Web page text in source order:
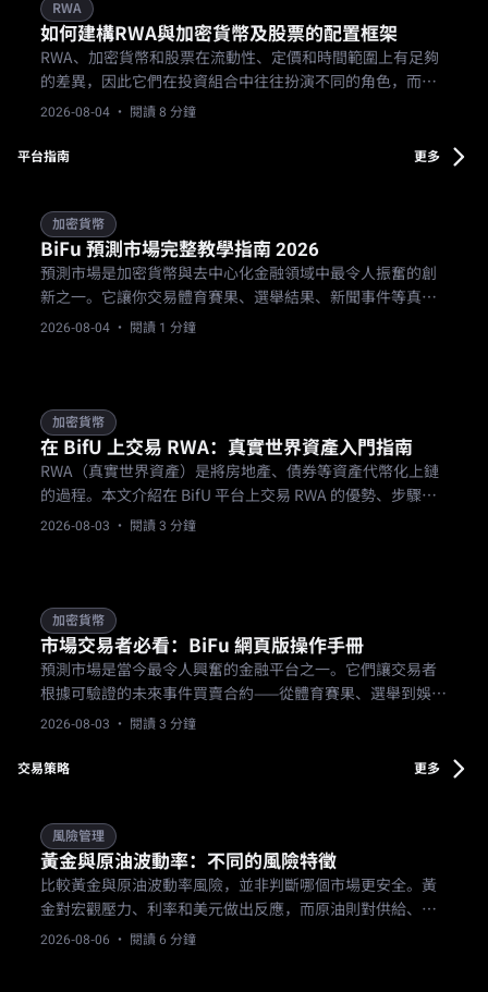
RWA
如何建構RWA與加密貨幣及股票的配置框架
RWA、加密貨幣和股票在流動性、定價和時間範圍上有足夠
的差異，因此它們在投資組合中往往扮演不同的角色，而非
競爭同一角色。
2026-08-04 · 閱讀 8 分鐘
平台指南 更多
加密貨幣
BiFu 預測市場完整教學指南 2026
預測市場是加密貨幣與去中心化金融領域中最令人振奮的創
新之一。它讓你交易體育賽果、選舉結果、新聞事件等真實
世界的事件，使用可驗證的合約。像 BiFu 這樣的平台讓你輕
2026-08-04 · 閱讀 1 分鐘
加密貨幣
在 BifU 上交易 RWA：真實世界資產入門指南
RWA（真實世界資產）是將房地產、債券等資產代幣化上鏈
的過程。本文介紹在 BifU 平台上交易 RWA 的優勢、步驟與
風險注意事項。
2026-08-03 · 閱讀 3 分鐘
加密貨幣
市場交易者必看：BiFu 網頁版操作手冊
預測市場是當今最令人興奮的金融平台之一。它們讓交易者
根據可驗證的未來事件買賣合約——從體育賽果、選舉到娛樂
結果。
2026-08-03 · 閱讀 3 分鐘
交易策略 更多
風險管理
黃金與原油波動率：不同的風險特徵
比較黃金與原油波動率風險，並非判斷哪個市場更安全。黃
金對宏觀壓力、利率和美元做出反應，而原油則對供給、需
求、庫存和地緣政治做出反應。交易者在比較交易機會或選
2026-08-06 · 閱讀 6 分鐘